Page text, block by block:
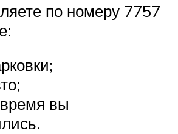
по номеру 7757
вы